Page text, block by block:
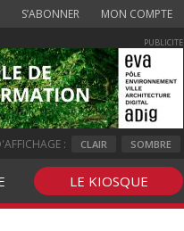
S’ABONNER MON COMPTE
PUBLICITE
: CLAIR SOMBRE
LE KIOSQUE